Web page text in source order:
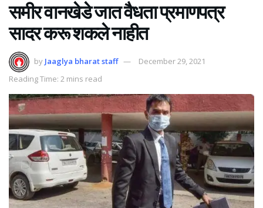
समीर वानखेडे जात वैधता प्रमाणपत्र
सादर करू शकले नाहीत
by Jaaglya bharat staff
December 29, 2021
Reading Time: 2 mins read